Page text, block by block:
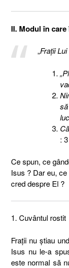
II. Modul în
„Fraţii
:
Ce spun, ce
Isus ? Dar eu,
cred despre El ?
1. Cuvântul rostit
Fraţii nu ştiau
Isus nu le-a
este normal să